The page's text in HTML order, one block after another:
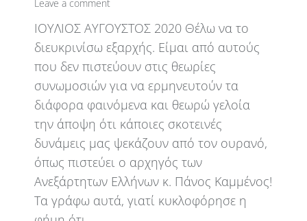
Leave a comment
ΙΟΥΛΙΟΣ ΑΥΓΟΥΣΤΟΣ 2020 Θέλω να το
διευκρινίσω εξαρχής. Είμαι από αυτούς
που δεν πιστεύουν στις θεωρίες
συνωμοσιών για να ερμηνευτούν τα
διάφορα φαινόμενα και θεωρώ γελοία
την άποψη ότι κάποιες σκοτεινές
δυνάμεις μας ψεκάζουν από τον ουρανό,
όπως πιστεύει ο αρχηγός των
Ανεξάρτητων Ελλήνων κ. Πάνος Καμμένος!
Τα γράφω αυτά, γιατί κυκλοφόρησε η